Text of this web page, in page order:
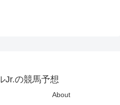
Jr.の競馬予想
About